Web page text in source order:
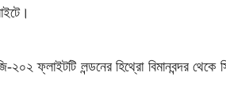
২০২ ফ্লাইটটি লন্ডনের হিথ্রো বিমানবন্দর